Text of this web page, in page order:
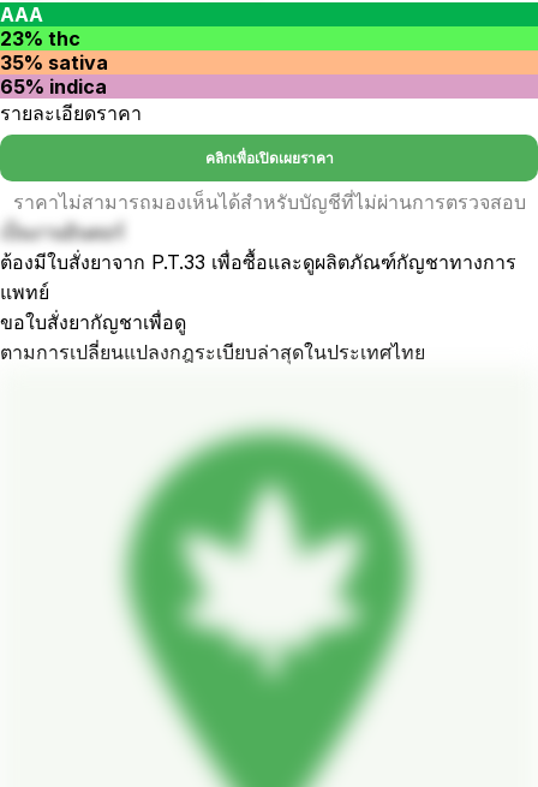
AAA
23% thc
35% sativa
65% indica
รายละเอียดราคา
คลิกเพื่อเปิดเผยราคา
ราคาไม่สามารถมองเห็นได้สำหรับบัญชีที่ไม่ผ่านการตรวจสอบ
เป็นงานอินดอร์
ต้องมีใบสั่งยาจาก P.T.33 เพื่อซื้อและดูผลิตภัณฑ์กัญชาทางการ
แพทย์
ขอใบสั่งยากัญชาเพื่อดู
ตามการเปลี่ยนแปลงกฎระเบียบล่าสุดในประเทศไทย